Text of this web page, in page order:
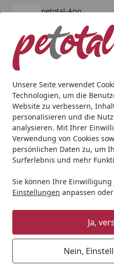
Unsere Seite verwendet
Technologien, um die
Website zu verbessern,
personalisieren und die
analysieren. Mit Ihrer
Verwendung von Cookies
persönlichen Daten zu, um
Surferlebnis und mehr
Sie können Ihre
Einstellungen anpassen
Ja,
Nein,
petotal-App
kostenlos - Im App Store
Alle Produkte
Mein Konto
Suchen
Startseite
Geschenkideen
EHEIM 2422
Außenfilter mit
(4 Bewertungen)